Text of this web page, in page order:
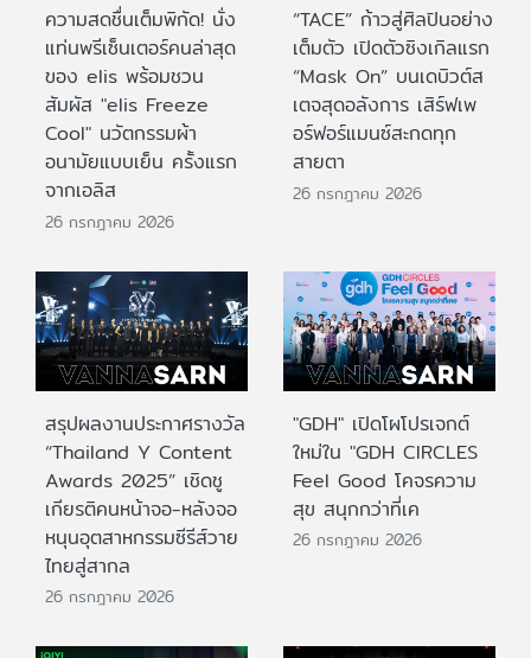
ความสดชื่นเต็มพิกัด! นั่ง
แท่นพรีเซ็นเตอร์คนล่าสุด
ของ elis พร้อมชวน
สัมผัส "elis Freeze
Cool" นวัตกรรมผ้า
อนามัยแบบเย็น ครั้งแรก
จากเอลิส
26 กรกฎาคม 2026
“TACE” ก้าวสู่ศิลปินอย่าง
เต็มตัว เปิดตัวซิงเกิลแรก
“Mask On” บนเดบิวต์ส
เตจสุดอลังการ เสิร์ฟเพ
อร์ฟอร์แมนซ์สะกดทุก
สายตา
26 กรกฎาคม 2026
สรุปผลงานประกาศรางวัล
“Thailand Y Content
Awards 2025” เชิดชู
เกียรติคนหน้าจอ-หลังจอ
หนุนอุตสาหกรรมซีรีส์วาย
ไทยสู่สากล
26 กรกฎาคม 2026
"GDH" เปิดโผโปรเจกต์
ใหม่ใน "GDH CIRCLES
Feel Good โคจรความ
สุข สนุกกว่าที่เค
26 กรกฎาคม 2026